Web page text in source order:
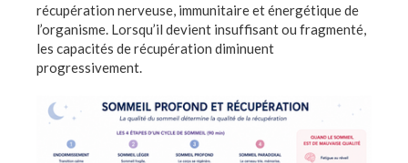
récupération nerveuse, immunitaire et énergétique de
l’organisme. Lorsqu’il devient insuffisant ou fragmenté,
les capacités de récupération diminuent
progressivement.